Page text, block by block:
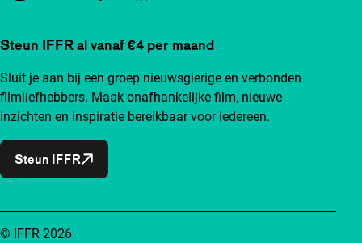
Steun IFFR al vanaf €4 per maand
Sluit je aan bij een groep nieuwsgierige en verbonden
filmliefhebbers. Maak onafhankelijke film, nieuwe
inzichten en inspiratie bereikbaar voor iedereen.
Steun IFFR
© IFFR 2026